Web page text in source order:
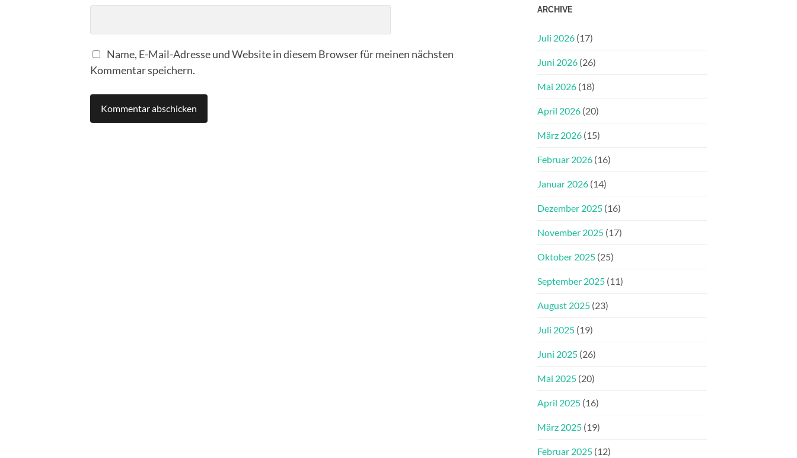
Name, E-Mail-Adresse und Website in diesem Browser für meinen nächsten
Kommentar speichern.
ARCHIVE
Juli 2026 (17)
Juni 2026 (26)
Mai 2026 (18)
April 2026 (20)
März 2026 (15)
Februar 2026 (16)
Januar 2026 (14)
Dezember 2025 (16)
November 2025 (17)
Oktober 2025 (25)
September 2025 (11)
August 2025 (23)
Juli 2025 (19)
Juni 2025 (26)
Mai 2025 (20)
April 2025 (16)
März 2025 (19)
Februar 2025 (12)